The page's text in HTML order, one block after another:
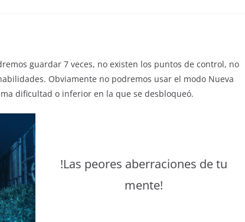
guardar 7 veces, no existen los puntos de control, no
Obviamente no podremos usar el modo Nueva
dificultad o inferior en la que se desbloqueó.
!Las peores aberraciones de tu
mente!